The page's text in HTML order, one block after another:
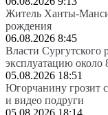
Житель Ханты-
рождения
06.08.2026 8:45
Власти Сургутского
эксплуатацию около
05.08.2026 18:51
Югорчанину грозит
и видео подруги
05.08.2026 18:14